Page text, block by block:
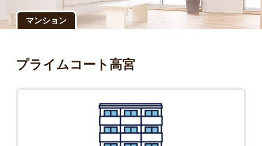
マンション
プライムコート高宮